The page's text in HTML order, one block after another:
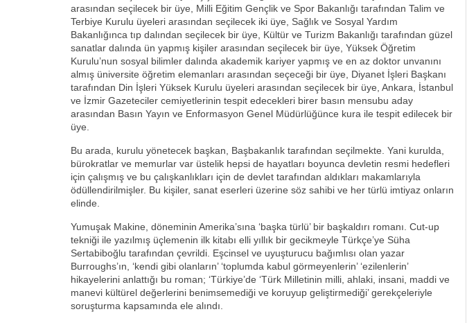
arasından seçilecek bir üye, Milli Eğitim Gençlik ve Spor Bakanlığı tarafından Talim ve
Terbiye Kurulu üyeleri arasından seçilecek iki üye, Sağlık ve Sosyal Yardım
Bakanlığınca tıp dalından seçilecek bir üye, Kültür ve Turizm Bakanlığı tarafından güzel
sanatlar dalında ün yapmış kişiler arasından seçilecek bir üye, Yüksek Öğretim
Kurulu’nun sosyal bilimler dalında akademik kariyer yapmış ve en az doktor unvanını
almış üniversite öğretim elemanları arasından seçeceği bir üye, Diyanet İşleri Başkanı
tarafından Din İşleri Yüksek Kurulu üyeleri arasından seçilecek bir üye, Ankara, İstanbul
ve İzmir Gazeteciler cemiyetlerinin tespit edecekleri birer basın mensubu aday
arasından Basın Yayın ve Enformasyon Genel Müdürlüğünce kura ile tespit edilecek bir
üye.
Bu arada, kurulu yönetecek başkan, Başbakanlık tarafından seçilmekte. Yani kurulda,
bürokratlar ve memurlar var üstelik hepsi de hayatları boyunca devletin resmi hedefleri
için çalışmış ve bu çalışkanlıkları için de devlet tarafından aldıkları makamlarıyla
ödüllendirilmişler. Bu kişiler, sanat eserleri üzerine söz sahibi ve her türlü imtiyaz onların
elinde.
Yumuşak Makine, döneminin Amerika’sına ‘başka türlü’ bir başkaldırı romanı. Cut-up
tekniği ile yazılmış üçlemenin ilk kitabı elli yıllık bir gecikmeyle Türkçe’ye Süha
Sertabiboğlu tarafından çevrildi. Eşcinsel ve uyuşturucu bağımlısı olan yazar
Burroughs’ın, ‘kendi gibi olanların’ ‘toplumda kabul görmeyenlerin’ ‘ezilenlerin’
hikayelerini anlattığı bu roman; ‘Türkiye’de ‘Türk Milletinin milli, ahlaki, insani, maddi ve
manevi kültürel değerlerini benimsemediği ve koruyup geliştirmediği’ gerekçeleriyle
soruşturma kapsamında ele alındı.